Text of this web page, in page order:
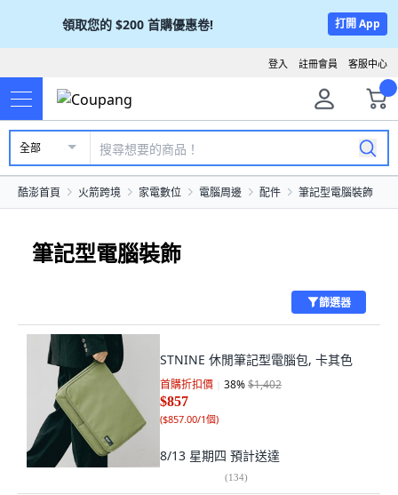
領取您的 $200 首購優惠卷! 打開 App
客服中心
註冊會員
登入
全部
酷澎首頁 火箭跨境 家電數位 電腦周邊 配件 筆記型電腦裝飾
筆記型電腦裝飾
篩選器
STNINE 休閒筆記型電腦包, 卡其色
首購折扣價 38%$1,402
$857
($857.00/1個)
8/13 星期四 預計送達
(134)